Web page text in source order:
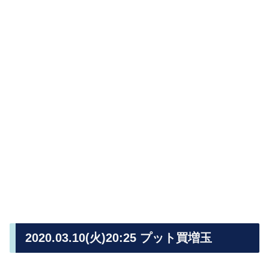
2020.03.10(火)20:25 プット買増玉